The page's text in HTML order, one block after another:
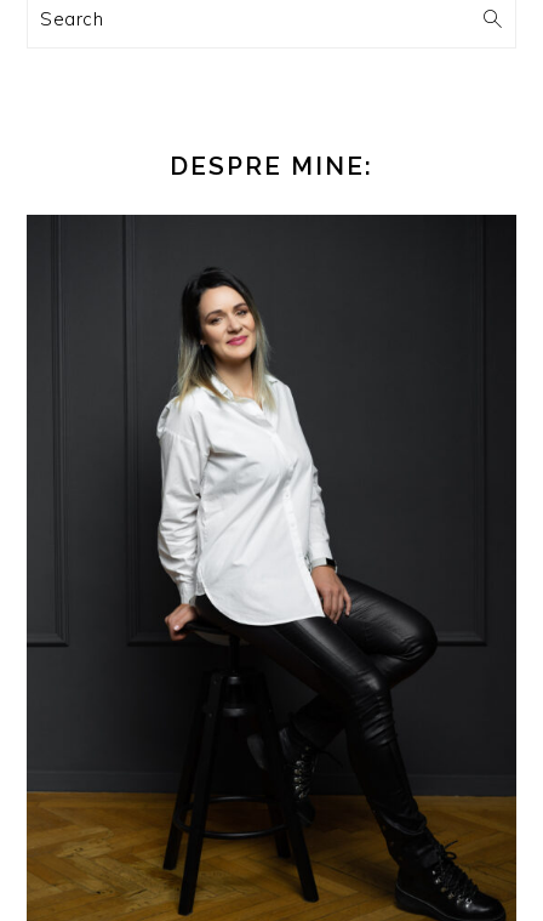
Search
DESPRE MINE: